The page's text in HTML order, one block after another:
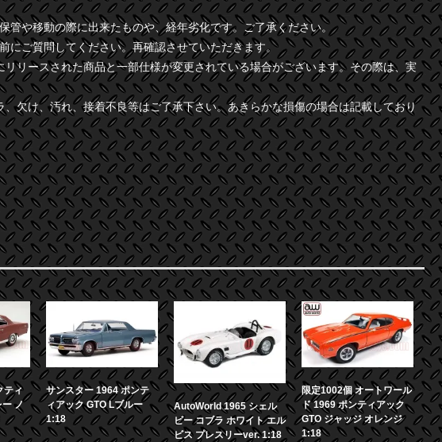
管や移動の際に出来たものや、経年劣化です。ご了承ください。
にご質問してください。再確認させていただきます。
リースされた商品と一部仕様が変更されている場合がございます。その際は、実
欠け、汚れ、接着不良等はご了承下さい。あきらかな損傷の場合は記載しており
ティ
ー ノ
サンスター 1964 ポンテ
ィアック GTO Lブルー
1:18
AutoWorld 1965 シェル
ビー コブラ ホワイト エル
ビス プレスリーver. 1:18
限定1002個 オートワール
ド 1969 ポンティアック
GTO ジャッジ オレンジ
1:18